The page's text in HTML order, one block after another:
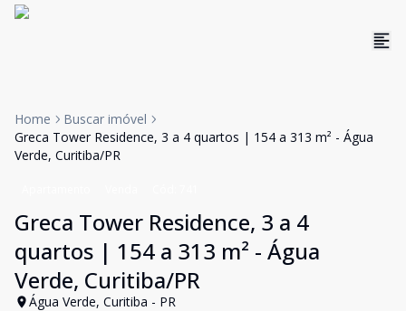
Home
Buscar imóvel
Greca Tower Residence, 3 a 4 quartos | 154 a 313 m² - Água
Verde, Curitiba/PR
Greca Tower Residence, 3 a 4
quartos | 154 a 313 m² - Água
Verde, Curitiba/PR
Água Verde, Curitiba - PR